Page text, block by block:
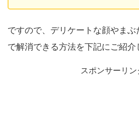
ですので、デリケートな顔やまぶ
で解消できる方法を下記にご紹介
スポンサーリン